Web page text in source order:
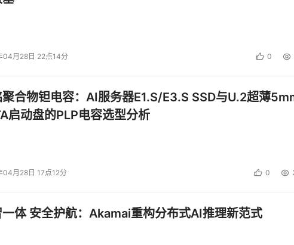
合规保驾护航
对AI进行支持，这里面包括影像、图片、音频、视频里面的一些智能
大概有100多种，而且在不断地持续。
一个是一体化的内容安全方案，刚刚有嘉宾也讲了，数据安全非常
重点做内容安全的管理，一个是用户的输入，原始数据的输入和用户
净的，安全的，第二个是对于大模型生成的对象，这里面有时候可
些维权方面的能力，比如盲水印，以前看一些网络电视和视频在某一
印，水印不是一个新的东西，水印有技术门槛，技术门槛就体现在防
04月28日 22点14分 0
合物钽电容：AI服务器E1.S/E3.S SSD与U.2超薄
启动盘的PLP电容选型分析
04月28日 17点12分 0
一体 安全护航：Akamai重构分布式AI推理新范式